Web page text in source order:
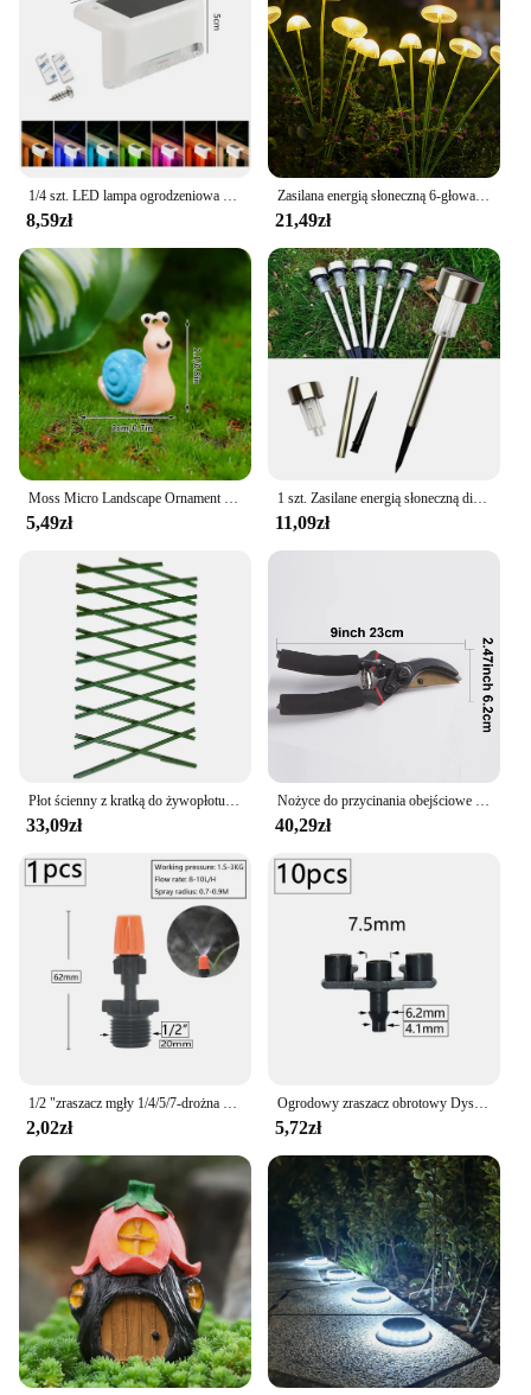
1/4 szt. LED lampa ogrodzeniowa na energię słoneczną IP65 wodoodporna czarny/biały/brązowy RGB ciepłe białe światło patio ogrodowe światło stopniowe oświetlenie nocne
8,59zł
Zasilana energią słoneczną 6-głowa lampa grzybowa z meduzą, lampa zewnętrzna z krajobrazem na dziedzińcu, lampa do dekoracji ogrodu
21,49zł
Moss Micro Landscape Ornament Mini Snails Micro Potted Decoration Cute Snail DIY Garden Miniatures Sculpture Bonsai Decor
5,49zł
1 szt. Zasilane energią słoneczną diody LED Jasnobiałe oświetlenie krajobrazu ścieżki zewnętrznej do trawnika Ogród Patio Yard Chodnik
11,09zł
Płot ścienny z kratką do żywopłotu Trwała półręczna półmechaniczna kratka do trawnika ogrodowego podwórka
33,09zł
Nożyce do przycinania obejściowe 5/8 maszynki do strzyżenia ogrodu - nożyczki do krojenia roślin z ostrym precyzyjnym uziemieniem stalowym
40,29zł
1/2 "zraszacz mgły 1/4/5/7-drożna dysza zraszacza mgły regulowana mgła woda automatyczne podlewanie kwiatów ogrodowy atomizer
2,02zł
Ogrodowy zraszacz obrotowy Dysze wodne 360 stopni Podlewanie roślin Zraszacz do nawadniania roślin ogrodowych
5,72zł